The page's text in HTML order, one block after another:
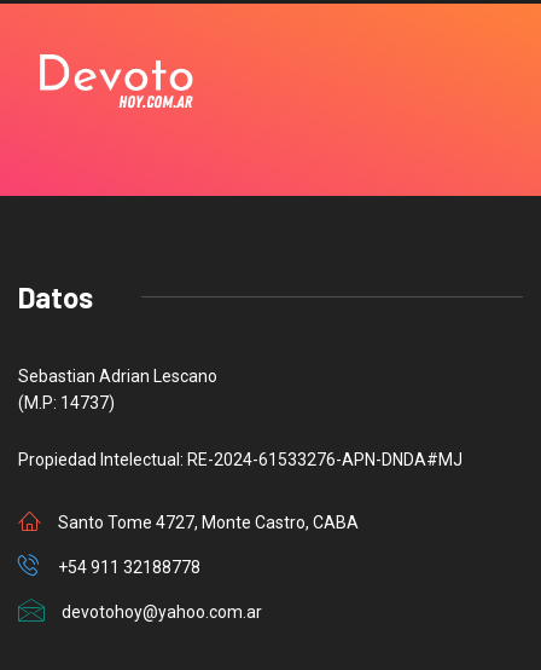
Datos
Sebastian Adrian Lescano
(M.P: 14737)
Propiedad Intelectual: RE-2024-61533276-APN-DNDA#MJ
Santo Tome 4727, Monte Castro, CABA
+54 911 32188778
devotohoy@yahoo.com.ar